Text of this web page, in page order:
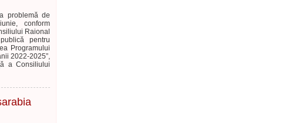
problemă de
conform
Raional
pentru
Programului
2022-2025”,
a Consiliului